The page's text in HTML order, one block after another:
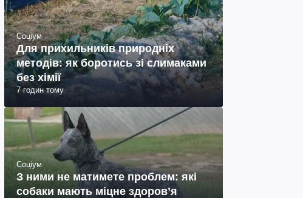
Соціум
Для прихильників природніх
методів: як боротись зі слимаками
без хімії
7 годин тому
Соціум
З ними не матимете проблем: які
собаки мають міцне здоров’я